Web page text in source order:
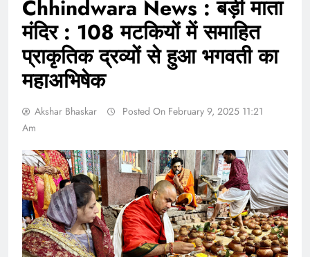
Chhindwara News : बड़ी माता
मंदिर : 108 मटकियों में समाहित
प्राकृतिक द्रव्यों से हुआ भगवती का
महाअभिषेक
Akshar Bhaskar
Posted On February 9, 2025 11:21
Am